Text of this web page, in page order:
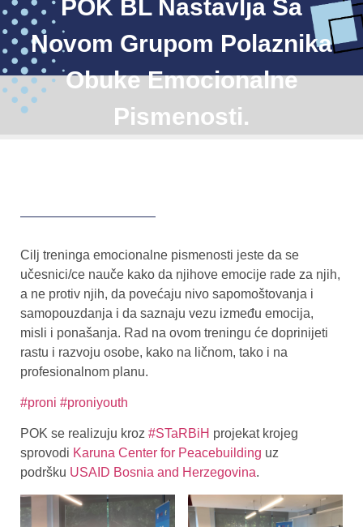
POK BL Nastavlja Sa
Novom Grupom Polaznika
Obuke Emocionalne
Pismenosti.
Cilj treninga emocionalne pismenosti jeste da se
učesnici/ce nauče kako da njihove emocije rade za njih,
a ne protiv njih, da povećaju nivo sapomoštovanja i
samopouzdanja i da saznaju vezu između emocija,
misli i ponašanja. Rad na ovom treningu će doprinijeti
rastu i razvoju osobe, kako na ličnom, tako i na
profesionalnom planu.
#proni #proniyouth
POK se realizuju kroz #STaRBiH projekat krojeg
sprovodi Karuna Center for Peacebuilding uz
podršku USAID Bosnia and Herzegovina.